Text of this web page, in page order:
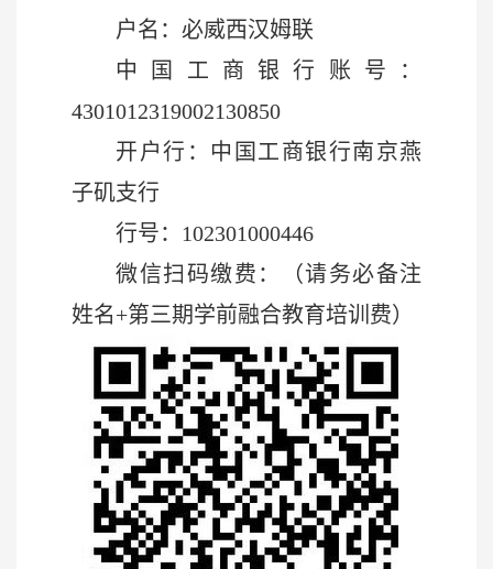
户名：必威西汉姆联
中国工商银行账号：
4301012319002130850
开户行：中国工商银行南京燕
子矶支行
行号：102301000446
微信扫码缴费：（请务必备注
姓名+第三期学前融合教育培训费）